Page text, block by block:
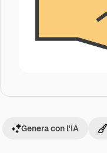
Genera con l'IA